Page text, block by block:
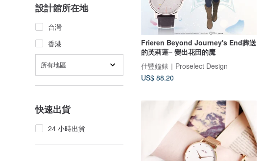
設計館所在地
台灣
香港
所有地區
快速出貨
24 小時出貨
Frieren Beyond Journey's End葬送
的芙莉蓮– 變出花田的魔
仕豐鐘錶｜Proselect Design
US$ 88.20